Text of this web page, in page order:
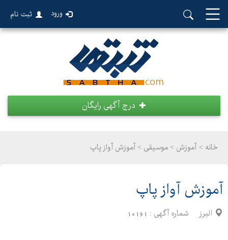
ورود ثبت نام
درج آگهی رایگان
خانه > آموزش > موسیقی > آموزش آواز پاپ
آموزش آواز پاپ
البرز شماره آگهی : 10161